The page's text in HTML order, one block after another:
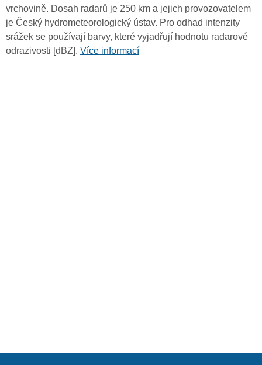
vrchovině. Dosah radarů je 250 km a jejich provozovatelem
je Český hydrometeorologický ústav. Pro odhad intenzity
srážek se používají barvy, které vyjadřují hodnotu radarové
odrazivosti [dBZ]. Více informací